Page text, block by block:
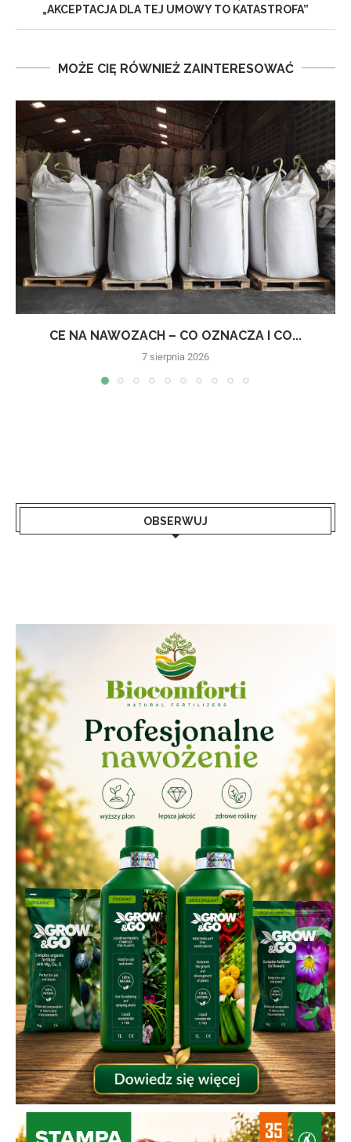
„AKCEPTACJA DLA TEJ UMOWY TO KATASTROFA”
MOŻE CIĘ RÓWNIEŻ ZAINTERESOWAĆ
CE NA NAWOZACH – CO OZNACZA I CO...
7 sierpnia 2026
OBSERWUJ